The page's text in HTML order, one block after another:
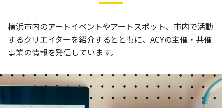
横浜市内のアートイベントやアートスポット、市内で活動
するクリエイターを紹介するとともに、ACYの主催・共催
事業の情報を発信しています。